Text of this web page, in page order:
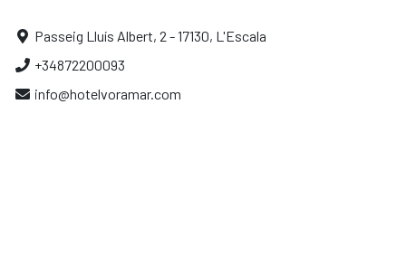
Passeig Lluís Albert, 2 - 17130, L'Escala
+34872200093
info@hotelvoramar.com